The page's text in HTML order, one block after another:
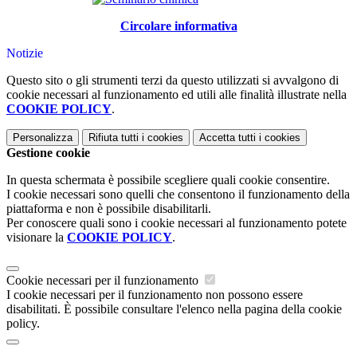
Circolare informativa
Notizie
Questo sito o gli strumenti terzi da questo utilizzati si avvalgono di
cookie necessari al funzionamento ed utili alle finalità illustrate nella
COOKIE POLICY.
Personalizza Rifiuta tutti i cookies Accetta tutti i cookies
Gestione cookie
In questa schermata è possibile scegliere quali cookie consentire.
I cookie necessari sono quelli che consentono il funzionamento della
piattaforma e non è possibile disabilitarli.
Per conoscere quali sono i cookie necessari al funzionamento potete
visionare la COOKIE POLICY.
Cookie necessari per il funzionamento
I cookie necessari per il funzionamento non possono essere
disabilitati. È possibile consultare l'elenco nella pagina della cookie
policy.